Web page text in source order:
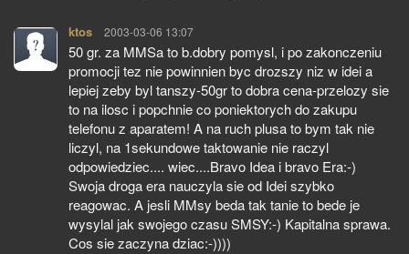
ktos pisze:
2003-03-06 13:07
50 gr. za MMSa to b.dobry pomysl, i po zakonczeniu
promocji tez nie powinnien byc drozszy niz w idei a
lepiej zeby byl tanszy-50gr to dobra cena-przelozy sie
to na ilosc i popchnie co poniektorych do zakupu
telefonu z aparatem! A na ruch plusa to bym tak nie
liczyl, na 1sekundowe taktowanie nie raczyl
odpowiedziec.... wiec....Bravo Idea i bravo Era:-)
Swoja droga era nauczyla sie od Idei szybko
reagowac. A jesli MMsy beda tak tanie to bede je
wysylal jak swojego czasu SMSY:-) Kapitalna sprawa.
Cos sie zaczyna dziac:-))))